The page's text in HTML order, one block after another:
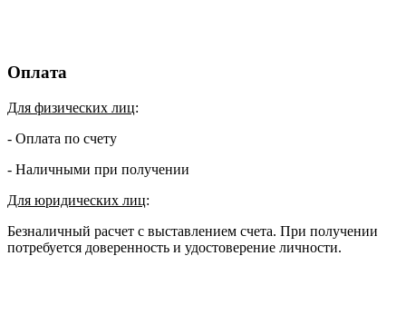
Оплата
Для физических лиц:
- Оплата по счету
- Наличными при получении
Для юридических лиц:
Безналичный расчет с выставлением счета. При получении
потребуется доверенность и удостоверение личности.